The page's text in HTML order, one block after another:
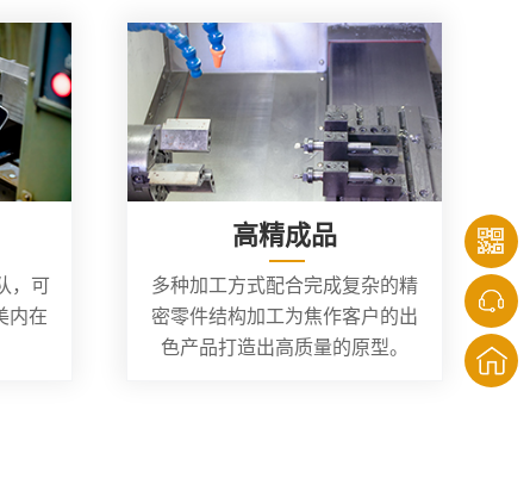
，可
内在
高精成品
多种加工方式配合完成复杂的精
密零件结构加工为焦作客户的出
色产品打造出高质量的原型。